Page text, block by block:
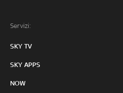
Servizi:
SKY TV
SKY APPS
NOW